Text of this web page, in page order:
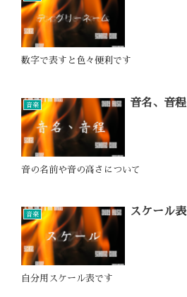
数字で表すと色々便利です
音楽 音名、音程
音の名前や音の高さについて
音楽 スケール表
自分用スケール表です